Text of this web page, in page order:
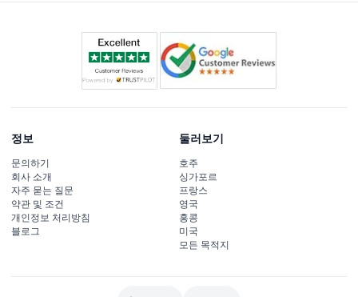
정보
문의하기
회사 소개
자주 묻는 질문
약관 및 조건
개인정보 처리방침
블로그
둘러보기
호주
싱가포르
프랑스
영국
홍콩
미국
모든 목적지